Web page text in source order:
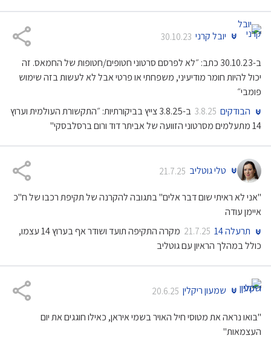
יובל קרני 30.10.23
ב-30.10.23 כתב: ״לא לפרסם סרטוני חטופים/חטופות של החמאס. זה
יכול להיות חומר מודיעיני, משפחתי או פרטי אבל לא לעשות בזה שימוש
פומבי״
הבודקים 3.8.25
ב-3.8.25 צייץ בביקורתיות: ״התקשורת העולמית וערוץ
14 מתעלמים מסרטוני הזוועה של אביתר דוד ורום ברסלבסקי"
טלי גוטליב 21.7.25
"אני לא ראיתי שום דבר אלים" בתגובה להקרנה של תקיפת רכבו של ח"כ
איימן עודה
תרעלה 14
21.7.25
מקרה התקיפה תועד ושודר אף בערוץ 14 עצמו,
כולל במהלך הראיון עם גוטליב
שמעון ריקלין 20.6.25
"בואו נראה את מטוסי חיל האויר בשמי איראן, כאילו חוגגים את יום
העצמאות"